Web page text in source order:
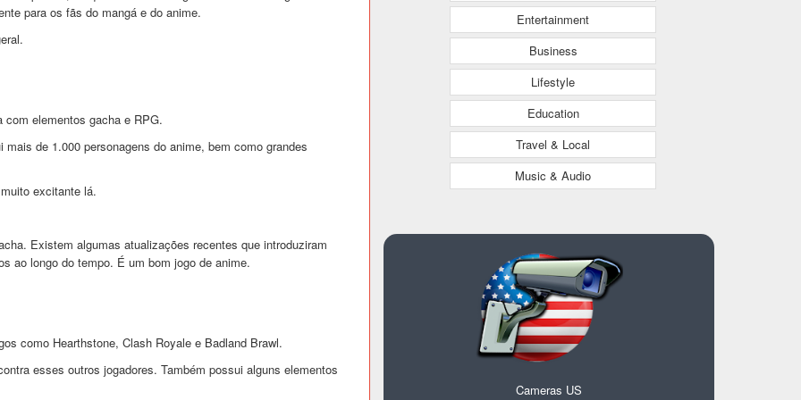
para os fãs do mangá e do anime.
com elementos gacha e RPG.
de 1.000 personagens do anime, bem como grandes
excitante lá.
Existem algumas atualizações recentes que introduziram
ao longo do tempo. É um bom jogo de anime.
como Hearthstone, Clash Royale e Badland Brawl.
esses outros jogadores. Também possui alguns elementos
Entertainment
Business
Lifestyle
Education
Travel & Local
Music & Audio
Cameras US